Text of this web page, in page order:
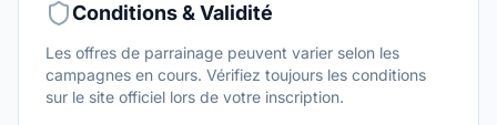
Conditions & Validité
Les offres de parrainage peuvent varier selon les
campagnes en cours. Vérifiez toujours les conditions
sur le site officiel lors de votre inscription.